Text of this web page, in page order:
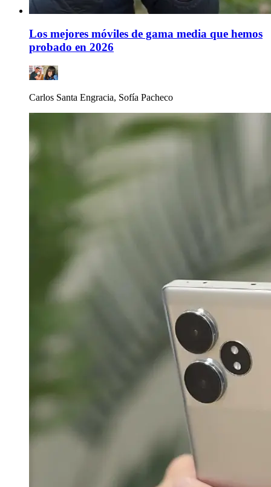
Los mejores móviles de gama media que hemos
probado en 2026
Carlos Santa Engracia, Sofía Pacheco